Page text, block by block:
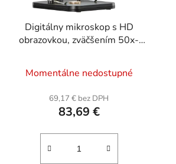
Digitálny mikroskop s HD
obrazovkou, zväčšením 50x-
svetlami
Momentálne nedostupné
69,17 € bez DPH
83,69 €